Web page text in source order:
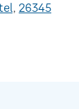
26345